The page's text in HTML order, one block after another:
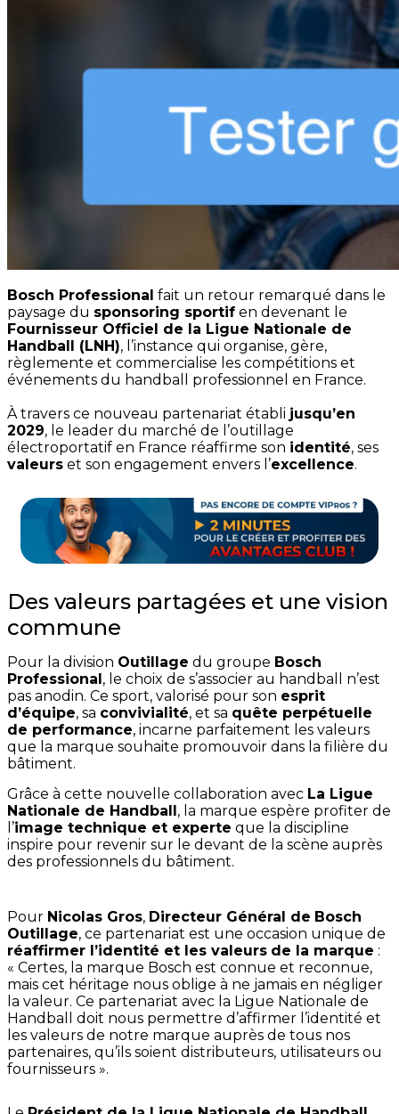
Bosch Professional fait un retour remarqué dans le
paysage du sponsoring sportif en devenant le
Fournisseur Officiel de la Ligue Nationale de
Handball (LNH), l’instance qui organise, gère,
règlemente et commercialise les compétitions et
événements du handball professionnel en France.
À travers ce nouveau partenariat établi jusqu’en
2029, le leader du marché de l’outillage
électroportatif en France réaffirme son identité, ses
valeurs et son engagement envers l’excellence.
Des valeurs partagées et une vision
commune
Pour la division Outillage du groupe Bosch
Professional , le choix de s’associer au handball n’est
pas anodin. Ce sport, valorisé pour son esprit
d’équipe, sa convivialité, et sa quête perpétuelle
de performance, incarne parfaitement les valeurs
que la marque souhaite promouvoir dans la filière du
bâtiment.
Grâce à cette nouvelle collaboration avec La Ligue
Nationale de Handball , la marque espère profiter de
l’image technique et experte que la discipline
inspire pour revenir sur le devant de la scène auprès
des professionnels du bâtiment.
Pour Nicolas Gros, Directeur Général de Bosch
Outillage, ce partenariat est une occasion unique de
réaffirmer l’identité et les valeurs de la marque :
« Certes, la marque Bosch est connue et reconnue,
mais cet héritage nous oblige à ne jamais en négliger
la valeur. Ce partenariat avec la Ligue Nationale de
Handball doit nous permettre d’affirmer l’identité et
les valeurs de notre marque auprès de tous nos
partenaires, qu’ils soient distributeurs, utilisateurs ou
fournisseurs ».